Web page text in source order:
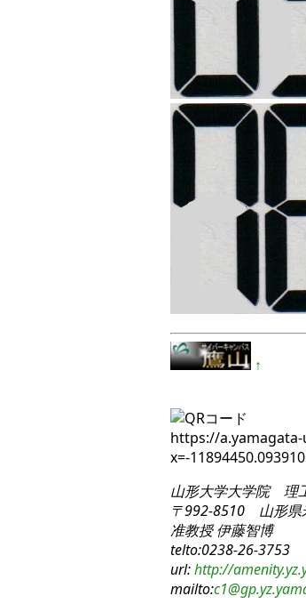
↑
https://
x=-
山形大学大学院 理
〒992-8510 山形県
准教授 伊藤智博
telto:0238-26-3753
url:http://
mailto:c1